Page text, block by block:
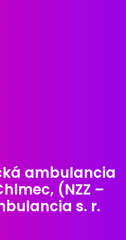
ambulancia
(NZZ –
s. r.